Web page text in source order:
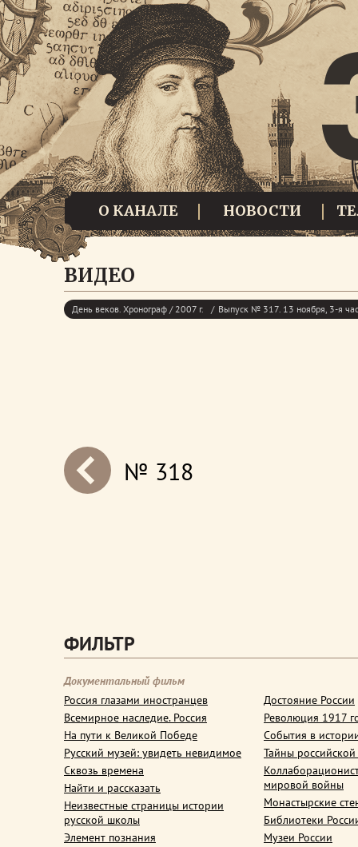
О КАНАЛЕ НОВОСТИ
ВИДЕО
День веков. Хронограф / 2007 г. Выпуск № 317. 13 ноября, 3-я
next№ 318
ФИЛЬТР
Документальный фильм
Россия глазами иностранцев
Всемирное наследие. Россия
На пути к Великой Победе
Русский музей: увидеть невидимое
Сквозь времена
Найти и рассказать
Неизвестные страницы истории
русской школы
Элемент познания
Достояние России
Революция 1917
События в
Тайны
мировой войны
Монастырские
Библиотеки
Музеи России